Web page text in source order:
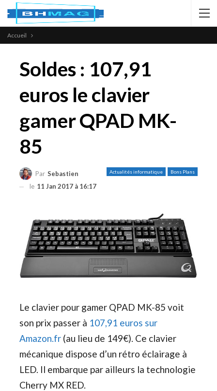
Accueil
Soldes : 107,91
euros le clavier
gamer QPAD MK-
85
Actualités informatique Bons Plans
Par Sebastien
le 11 Jan 2017 à 16:17
Le clavier pour gamer QPAD MK-85 voit
son prix passer à 107,91 euros sur
Amazon.fr (au lieu de 149€). Ce clavier
mécanique dispose d’un rétro éclairage à
LED. Il embarque par ailleurs la technologie
Cherry MX RED.